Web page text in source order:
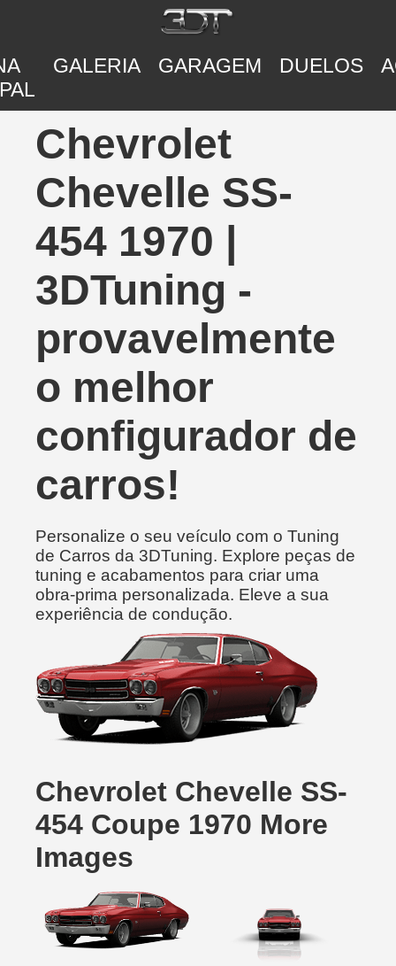
GALERIA GARAGEM DUELOS
Chevrolet
Chevelle SS-
454 1970 |
3DTuning -
provavelmente
o melhor
configurador de
carros!
Personalize o seu veículo com o Tuning
de Carros da 3DTuning. Explore peças de
tuning e acabamentos para criar uma
obra-prima personalizada. Eleve a sua
experiência de condução.
Chevrolet Chevelle SS-
454 Coupe 1970 More
Images